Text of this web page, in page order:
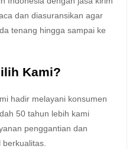
dan diasuransikan agar
tenang hingga sampai ke
Kami?
hadir melayani konsumen
50 tahun lebih kami
penggantian dan
berkualitas.